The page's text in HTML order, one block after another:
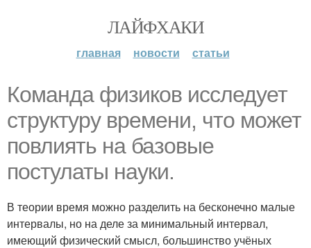
ЛАЙФХАКИ
главная новости статьи
Команда физиков исследует
структуру времени, что может
повлиять на базовые
постулаты науки.
В теории время можно разделить на бесконечно малые
интервалы, но на деле за минимальный интервал,
имеющий физический смысл, большинство учёных